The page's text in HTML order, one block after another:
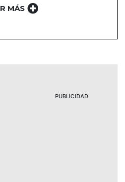
MÁS
PUBLICIDAD